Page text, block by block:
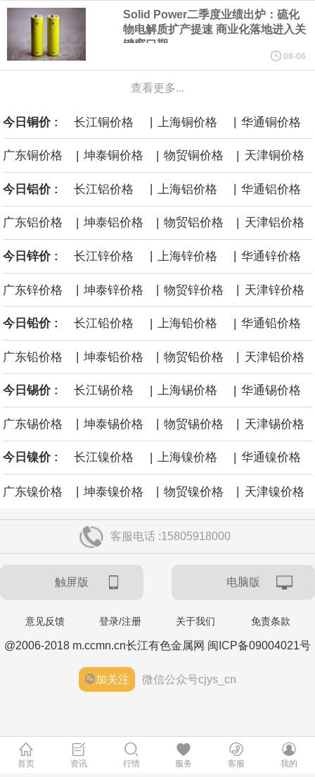
瑞士7月季调后失业率 3.1%，预期 3.1%，前值 3.1%。瑞士7月未
季调失业率 3%，预期 3%，前值 2.9%。
商品期货收盘，黄金连续涨3.44%，焦炭连续涨2.72%，铁矿石连续
涨2.64%，镍连续跌2.62%，白银连续涨2.61%。
沙特下调了对亚洲的主要原油价格，与此同时，各方正就一项旨在
缓解霍尔木兹海峡航运压力的协议进行谈判。尽管胡塞武装的威胁
危及了经由红海向东运输原油的替代路线，但沙特方面仍下调了价
格。
Solid Power二季度业绩出炉：硫化
物电解质扩产提速 商业化落地进入关
键窗口期
08-06
查看更多...
今日铜价 : 长江铜价格 | 上海铜价格 | 华通铜价格
广东铜价格 | 坤泰铜价格 | 物贸铜价格 | 天津铜价格
今日铝价 : 长江铝价格 上海铝价格 华通铝价格
广东铝价格 | 坤泰铝价格 | 物贸铝价格 | 天津铝价格
今日锌价 : 长江锌价格 上海锌价格 华通锌价格
广东锌价格 | 坤泰锌价格 | 物贸锌价格 | 天津锌价格
今日铅价 : 长江铅价格 | 上海铅价格 | 华通铅价格
广东铅价格 坤泰铅价格 物贸铅价格 天津铅价格
今日锡价 : 长江锡价格 | 上海锡价格 | 华通锡价格
广东锡价格 坤泰锡价格 物贸锡价格 天津锡价格
今日镍价 : 长江镍价格 | 上海镍价格 | 华通镍价格
广东镍价格 | 坤泰镍价格 | 物贸镍价格 | 天津镍价格
客服电话 :15805918000
触屏版 电脑版
意见反馈 登录/注册 关于我们 免责条款
@2006-2018 m.ccmn.cn长江有色金属网 闽ICP备09004021号
加关注 微信公众号cjys_cn
首页 资讯 行情 服务 客服 我的